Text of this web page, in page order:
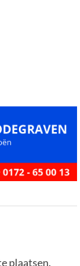
plaatsen.